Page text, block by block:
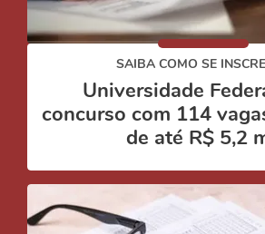
SAIBA COMO SE
Universidade
concurso com 114
de até R$ 5,2